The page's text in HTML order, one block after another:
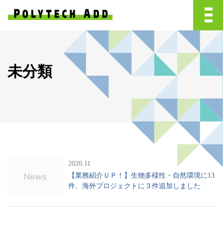
未分類
2020.11
【業務紹介ＵＰ！】生物多様性・自然環境に13
件、海外プロジェクトに３件追加しました